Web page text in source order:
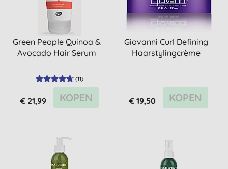
Green People Quinoa &
Avocado Hair Serum
(11)
€ 21,99 KOPEN
Giovanni Curl Defining
Haarstylingcrème
€ 19,50 KOPEN